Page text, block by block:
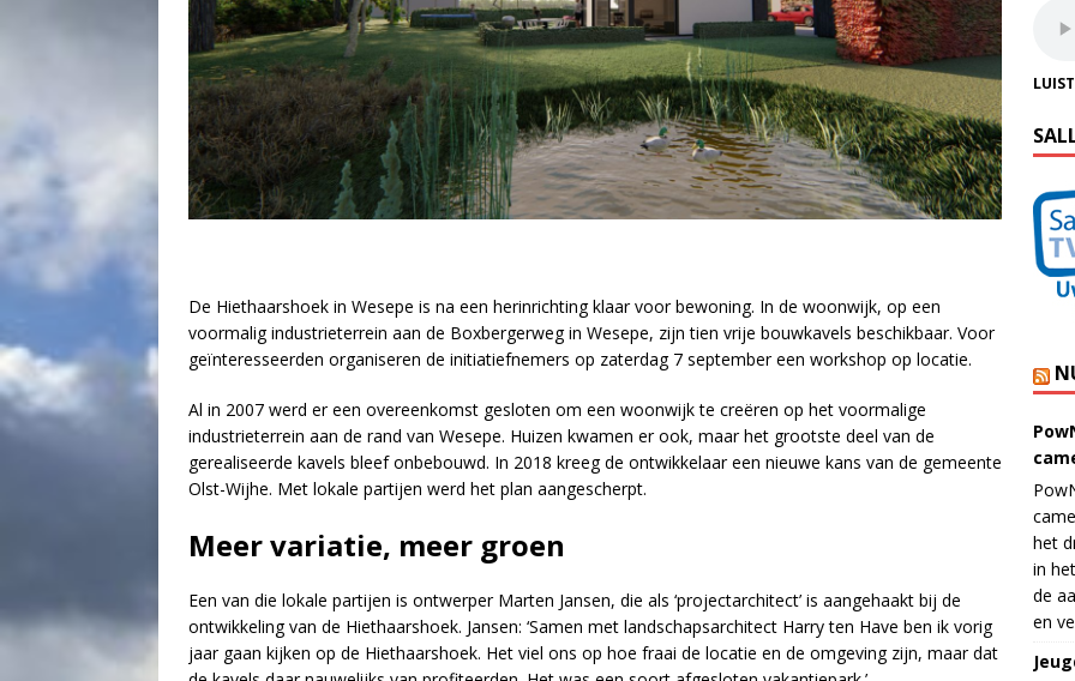
De Hiethaarshoek in Wesepe is na een herinrichting klaar voor bewoning. In de woonwijk, op een
voormalig industrieterrein aan de Boxbergerweg in Wesepe, zijn tien vrije bouwkavels beschikbaar. Voor
geïnteresseerden organiseren de initiatiefnemers op zaterdag 7 september een workshop op locatie.
Al in 2007 werd er een overeenkomst gesloten om een woonwijk te creëren op het voormalige
industrieterrein aan de rand van Wesepe. Huizen kwamen er ook, maar het grootste deel van de
gerealiseerde kavels bleef onbebouwd. In 2018 kreeg de ontwikkelaar een nieuwe kans van de gemeente
Olst-Wijhe. Met lokale partijen werd het plan aangescherpt.
Meer variatie, meer groen
Een van die lokale partijen is ontwerper Marten Jansen, die als ‘projectarchitect’ is aangehaakt bij de
ontwikkeling van de Hiethaarshoek. Jansen: ‘Samen met landschapsarchitect Harry ten Have ben ik vorig
jaar gaan kijken op de Hiethaarshoek. Het viel ons op hoe fraai de locatie en de omgeving zijn, maar dat
het
in
de
en